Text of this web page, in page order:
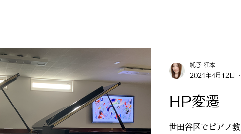
HP変遷
世田谷区でピアノ
純子 江本
2021年4月12日